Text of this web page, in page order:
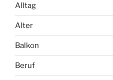
Alltag
Alter
Balkon
Beruf